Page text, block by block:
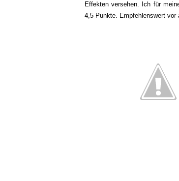
Effekten versehen. Ich für
4,5 Punkte. Empfehlenswert